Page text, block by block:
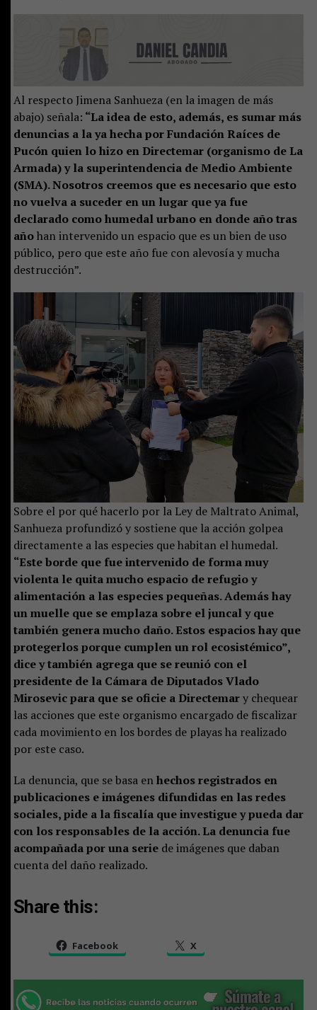
Al respecto Jimena Sanhueza (en la imagen de más
abajo) señala: “La idea de esto, además, es sumar más
denuncias a la ya hecha por Fundación Raíces de
Pucón quien lo hizo en Directemar (organismo de La
Armada) y la superintendencia de Medio Ambiente
(SMA). Nosotros creemos que es necesario que esto
no vuelva a suceder en un lugar que ya fue
declarado como humedal urbano en donde año tras
añohan intervenido un espacio que es un bien de uso
público, pero que este año fue con alevosía y mucha
destrucción”.
Sobre el por qué hacerlo por la Ley de Maltrato Animal,
Sanhueza profundizó y sostiene que la acción golpea
directamente a las especies que habitan el humedal.
“Este borde que fue intervenido de forma muy
violenta le quita mucho espacio de refugio y
alimentación a las especies pequeñas. Además hay
un muelle que se emplaza sobre el juncal y que
también genera mucho daño. Estos espacios hay que
protegerlos porque cumplen un rol ecosistémico”,
dice y también agrega que se reunió con el
presidente de la Cámara de Diputados Vlado
Mirosevic para que se oficie a Directemary chequear
las acciones que este organismo encargado de fiscalizar
cada movimiento en los bordes de playas ha realizado
por este caso.
La denuncia, que se basa enhechos registrados en
publicaciones e imágenes difundidas en las redes
sociales, pide a la fiscalía que investigue y pueda dar
con los responsables de la acción. La denuncia fue
acompañada por una seriede imágenes que daban
cuenta del daño realizado.
Share this:
Facebook X